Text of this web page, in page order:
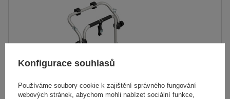
Maximální hmotnost jízdního kola:
Nosnost nosiče jízdních kol:
45 kg
kompatibilní s elektrokoly
hliníková konstrukce
Konfigurace souhlasů
Používáme soubory cookie k zajištění správného fungování
webových stránek, abychom mohli nabízet sociální funkce,